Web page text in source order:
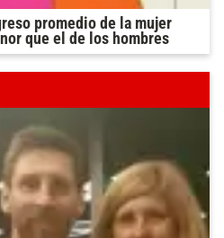
promedio de la mujer
que el de los hombres